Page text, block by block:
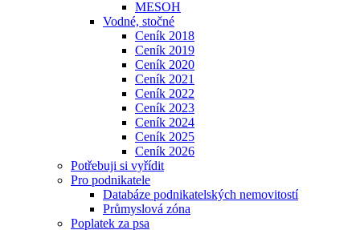
MESOH
Vodné, stočné
Ceník 2018
Ceník 2019
Ceník 2020
Ceník 2021
Ceník 2022
Ceník 2023
Ceník 2024
Ceník 2025
Ceník 2026
Potřebuji si vyřídit
Pro podnikatele
Databáze podnikatelských nemovitostí
Průmyslová zóna
Poplatek za psa